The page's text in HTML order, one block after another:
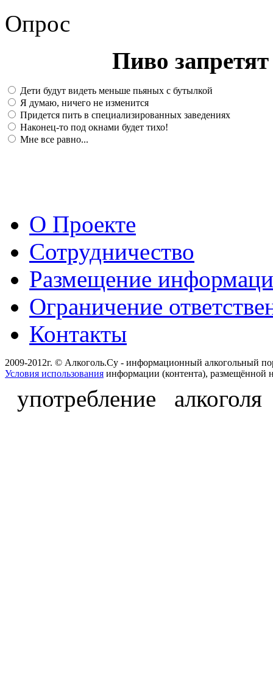
Опрос
Пиво
Дети будут видеть меньше пьяных с бутылкой
Я думаю, ничего не изменится
Придется пить в специализированных заведениях
Наконец-то под окнами будет тихо!
Мне все равно...
О Проекте
Сотрудничество
Размещение
Ограничение
Контакты
2009-2012г. © Алкоголь.Су - информационный алкогольный
Условия использования информации (контента), размещённой
употребление